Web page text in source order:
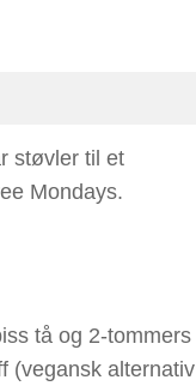
støvler til et
Mondays.
tå og 2-tommers
(vegansk alternativ